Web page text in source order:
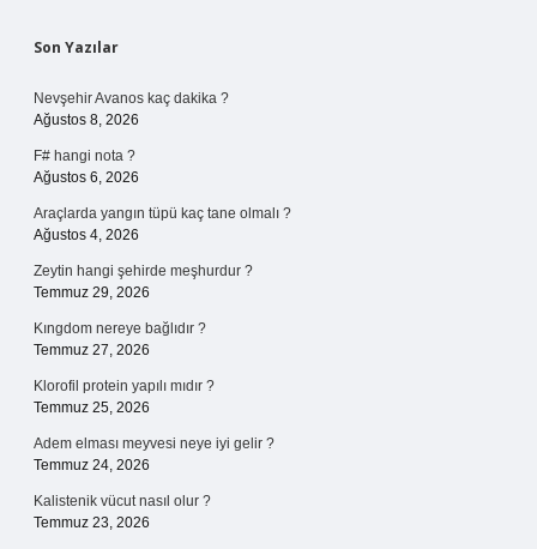
Sidebar
Son Yazılar
Nevşehir Avanos kaç dakika ?
Ağustos 8, 2026
F# hangi nota ?
Ağustos 6, 2026
Araçlarda yangın tüpü kaç tane olmalı ?
Ağustos 4, 2026
Zeytin hangi şehirde meşhurdur ?
Temmuz 29, 2026
Kıngdom nereye bağlıdır ?
Temmuz 27, 2026
Klorofil protein yapılı mıdır ?
Temmuz 25, 2026
Adem elması meyvesi neye iyi gelir ?
Temmuz 24, 2026
Kalistenik vücut nasıl olur ?
Temmuz 23, 2026